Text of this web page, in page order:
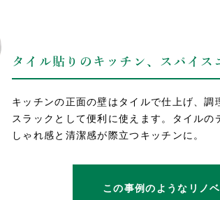
タイル貼りのキッチン、スパイス
キッチンの正面の壁はタイルで仕上げ、
スラックとして便利に使えます。タイル
しゃれ感と清潔感が際立つキッチンに。
この事例のようなリノ